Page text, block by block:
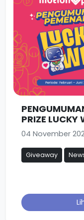
PRIZE LUCKY
04 November
Giveaway